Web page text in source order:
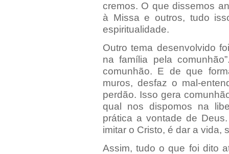
cremos. O que dissemos
à Missa e outros, tudo
espiritualidade.
Outro tema desenvolvido
na família pela
comunhão. E de que
muros, desfaz o mal-
perdão. Isso gera
qual nos dispomos na
prática a vontade de
imitar o Cristo, é dar a vida,
Assim, tudo o que foi dito